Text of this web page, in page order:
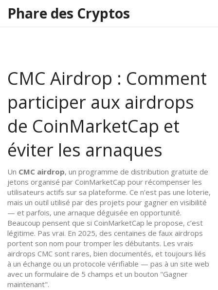
Phare des Cryptos
CMC Airdrop : Comment
participer aux airdrops
de CoinMarketCap et
éviter les arnaques
Un CMC airdrop, un programme de distribution gratuite de
jetons organisé par CoinMarketCap pour récompenser les
utilisateurs actifs sur sa plateforme. Ce n’est pas une loterie,
mais un outil utilisé par des projets pour gagner en visibilité
— et parfois, une arnaque déguisée en opportunité.
Beaucoup pensent que si CoinMarketCap le propose, c’est
légitime. Pas vrai. En 2025, des centaines de faux airdrops
portent son nom pour tromper les débutants. Les vrais
airdrops CMC sont rares, bien documentés, et toujours liés
à un échange ou un protocole vérifiable — pas à un site web
avec un formulaire de 5 champs et un bouton "Gagner
maintenant".